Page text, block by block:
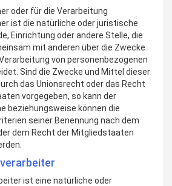
oder für die Verarbeitung
ist die natürliche oder juristische
Einrichtung oder andere Stelle, die
mit anderen über die Zwecke
von personenbezogenen
Sind die Zwecke und Mittel dieser
das Unionsrecht oder das Recht
vorgegeben, so kann der
beziehungsweise können die
seiner Benennung nach dem
dem Recht der Mitgliedstaaten
ist eine natürliche oder